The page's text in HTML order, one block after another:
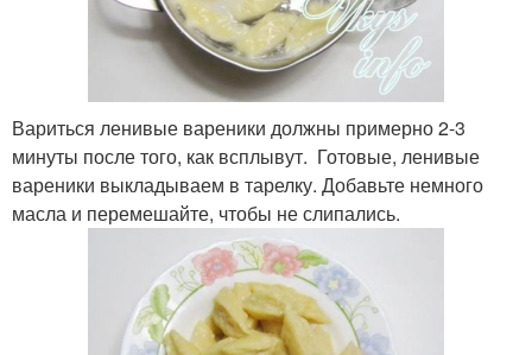
Вариться ленивые вареники должны примерно 2-3
минуты после того, как всплывут. Готовые, ленивые
вареники выкладываем в тарелку. Добавьте немного
масла и перемешайте, чтобы не слипались.